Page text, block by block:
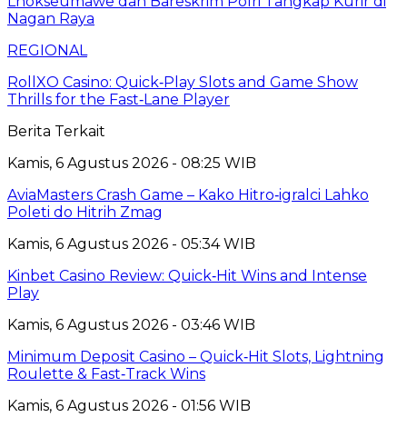
Nagan Raya
REGIONAL
RollXO Casino: Quick‑Play Slots and Game Show
Thrills for the Fast‑Lane Player
Berita Terkait
Kamis, 6 Agustus 2026 - 08:25 WIB
AviaMasters Crash Game – Kako Hitro‑igralci Lahko
Poleti do Hitrih Zmag
Kamis, 6 Agustus 2026 - 05:34 WIB
Kinbet Casino Review: Quick‑Hit Wins and Intense
Play
Kamis, 6 Agustus 2026 - 03:46 WIB
Minimum Deposit Casino – Quick‑Hit Slots, Lightning
Roulette & Fast‑Track Wins
Kamis, 6 Agustus 2026 - 01:56 WIB